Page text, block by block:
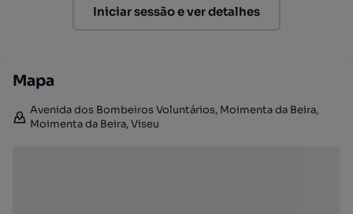
Iniciar sessão e ver detalhes
Mapa
Avenida dos Bombeiros Voluntários, Moimenta da Beira,
Moimenta da Beira, Viseu